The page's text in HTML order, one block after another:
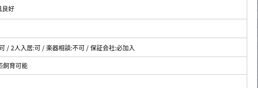
良好
/ 2人入居:可 / 楽器相談:不可 / 保証会社:必加入
飼育可能